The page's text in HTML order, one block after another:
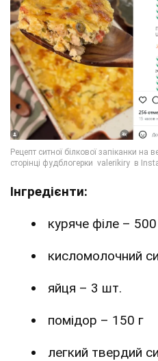
Інгредієнти:
куряче філе – 500
кисломолочний
яйця – 3 шт.
помідор – 150 г
легкий твердий